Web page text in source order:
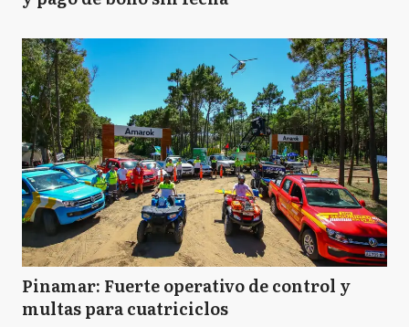
Pinamar: Fuerte operativo de control y
multas para cuatriciclos